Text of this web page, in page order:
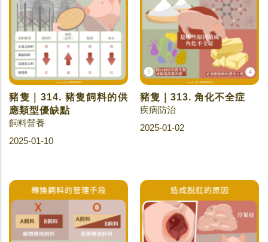
豬隻｜314. 豬隻飼料的供
應類型優缺點
飼料營養
2025-01-10
豬隻｜313. 角化不全症
疾病防治
2025-01-02